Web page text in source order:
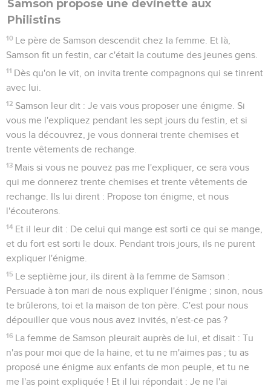
Samson propose une devinette aux
Philistins
10 Le père de Samson descendit chez la femme. Et là,
Samson fit un festin, car c'était la coutume des jeunes gens.
11 Dès qu'on le vit, on invita trente compagnons qui se tinrent
avec lui.
12 Samson leur dit : Je vais vous proposer une énigme. Si
vous me l'expliquez pendant les sept jours du festin, et si
vous la découvrez, je vous donnerai trente chemises et
trente vêtements de rechange.
13 Mais si vous ne pouvez pas me l'expliquer, ce sera vous
qui me donnerez trente chemises et trente vêtements de
rechange. Ils lui dirent : Propose ton énigme, et nous
l'écouterons.
14 Et il leur dit : De celui qui mange est sorti ce qui se mange,
et du fort est sorti le doux. Pendant trois jours, ils ne purent
expliquer l'énigme.
15 Le septième jour, ils dirent à la femme de Samson :
Persuade à ton mari de nous expliquer l'énigme ; sinon, nous
te brûlerons, toi et la maison de ton père. C'est pour nous
dépouiller que vous nous avez invités, n'est-ce pas ?
16 La femme de Samson pleurait auprès de lui, et disait : Tu
n'as pour moi que de la haine, et tu ne m'aimes pas ; tu as
proposé une énigme aux enfants de mon peuple, et tu ne
me l'as point expliquée ! Et il lui répondait : Je ne l'ai